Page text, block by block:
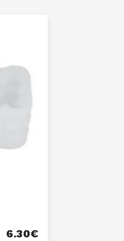
6.30€